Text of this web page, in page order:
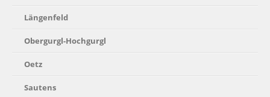
Längenfeld
Obergurgl-Hochgurgl
Oetz
Sautens